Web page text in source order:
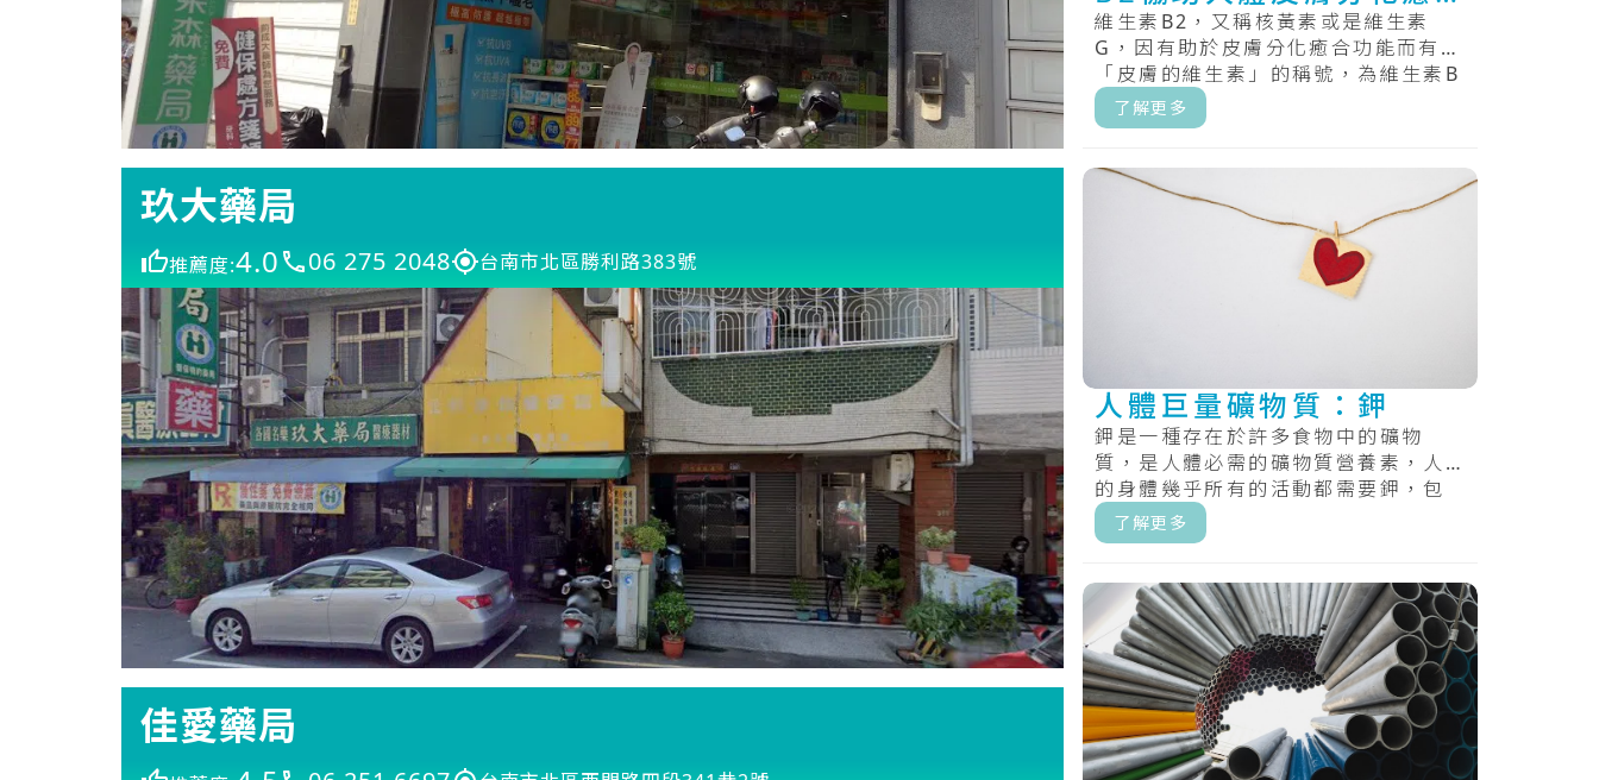
玖大藥局
推薦度:4.0 06 275 2048 台南市北區勝利路383號
佳愛藥局
合
維生素B2，又稱核黃素或是維生素
G，因有助於皮膚分化癒合功能而有
「皮膚的維生素」的稱號，為維生素B
群中的一員。維生素B2屬於一種水溶
性維.....
了解更多
人體巨量礦物質：鉀
鉀是一種存在於許多食物中的礦物
質，是人體必需的礦物質營養素，人
的身體幾乎所有的活動都需要鉀，包
括正常的腎臟和心臟功能、肌肉收縮
和神經傳遞...
了解更多